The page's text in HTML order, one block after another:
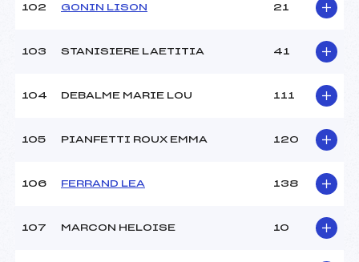
102 GONIN LISON 21
103 STANISIERE LAETITIA 41
104 DEBALME MARIE LOU 111
105 PIANFETTI ROUX EMMA 120
106 FERRAND LEA 138
107 MARCON HELOISE 10